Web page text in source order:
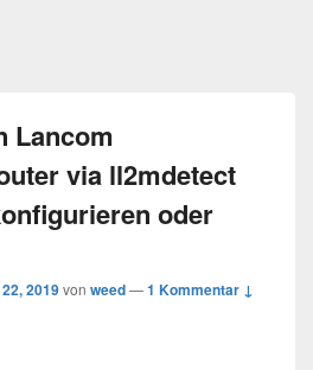
Lancom
via ll2mdetect
oder
2019von weed—1 Kommentar ↓